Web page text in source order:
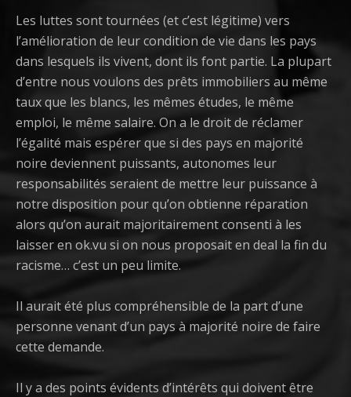
Les luttes sont tournées (et c’est légitime) vers
l’amélioration de leur condition de vie dans les pays
dans lesquels ils vivent, dont ils font partie. La plupart
d’entre nous voulons des prêts immobiliers au même
taux que les blancs, les mêmes études, le même
emploi, le même salaire. On a le droit de réclamer
l’égalité mais espérer que si des pays en majorité
noire deviennent puissants, autonomes leur
responsabilités seraient de mettre leur puissance à
notre disposition pour qu’on obtienne réparation
alors qu’on aurait majoritairement consenti à les
laisser en ok.vu si on nous proposait en deal la fin du
racisme… c’est un peu limite.
Il aurait été plus compréhensible de la part d’une
personne venant d’un pays à majorité noire de faire
cette demande.
Il y a des points évidents d’intérêts qui doivent être